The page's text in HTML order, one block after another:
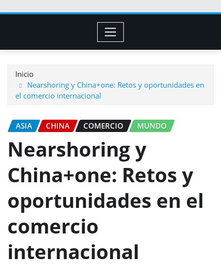
Inicio
Nearshoring y China+one: Retos y oportunidades en
el comercio internacional
ASIA CHINA COMERCIO MUNDO
Nearshoring y
China+one: Retos y
oportunidades en el
comercio
internacional